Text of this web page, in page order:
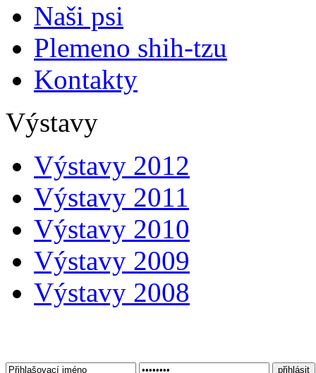
Naši psi
Plemeno shih-tzu
Kontakty
Výstavy
Výstavy 2012
Výstavy 2011
Výstavy 2010
Výstavy 2009
Výstavy 2008